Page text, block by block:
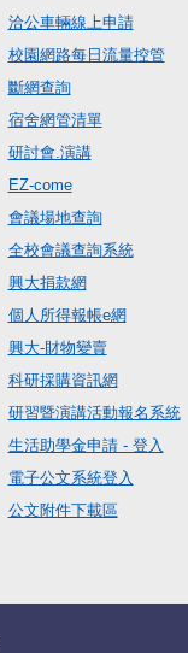
洽公車輛線上申請
校園網路每日流量控管
斷網查詢
宿舍網管清單
研討會.演講
EZ-come
會議場地查詢
全校會議查詢系統
興大捐款網
個人所得報帳e網
興大-財物變賣
科研採購資訊網
研習暨演講活動報名系統
生活助學金申請 - 登入
電子公文系統登入
公文附件下載區